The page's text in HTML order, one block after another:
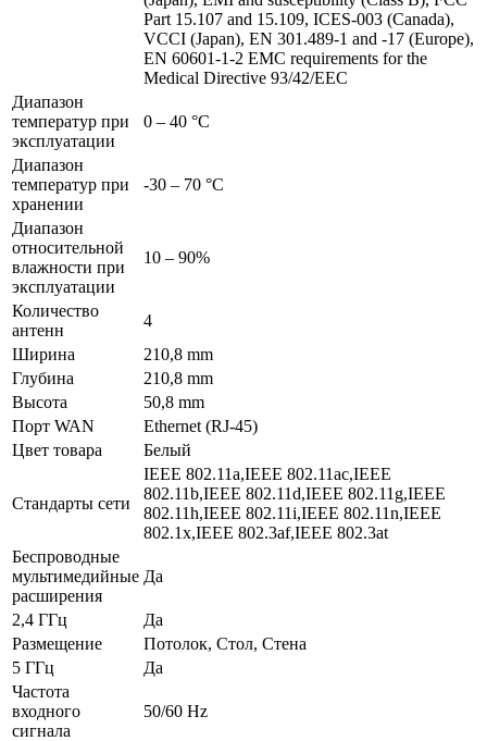
Part 15.107 and 15.109, ICES-003 (Canada),
VCCI (Japan), EN 301.489-1 and -17 (Europe),
EN 60601-1-2 EMC requirements for the
Medical Directive 93/42/EEC
Диапазон
температур при
эксплуатации
0 – 40 °C
Диапазон
температур при
хранении
-30 – 70 °C
Диапазон
относительной
влажности при
эксплуатации
10 – 90%
Количество
антенн
4
Ширина
210,8 mm
Глубина
210,8 mm
Высота
50,8 mm
Порт WAN
Ethernet (RJ-45)
Цвет товара
Белый
Стандарты сети
IEEE 802.11a,IEEE 802.11ac,IEEE
802.11b,IEEE 802.11d,IEEE 802.11g,IEEE
802.11h,IEEE 802.11i,IEEE 802.11n,IEEE
802.1x,IEEE 802.3af,IEEE 802.3at
Беспроводные
мультимедийные
расширения
Да
2,4 ГГц
Да
Размещение
Потолок, Стол, Стена
5 ГГц
Да
Частота
входного
сигнала
50/60 Hz